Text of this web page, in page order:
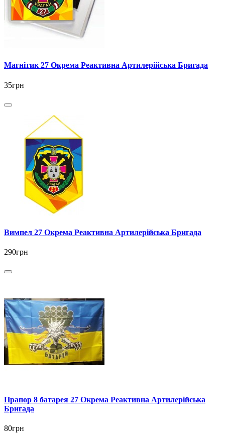
Магнітик 27 Окрема Реактивна Артилерійська Бригада
35грн
Вимпел 27 Окрема Реактивна Артилерійська Бригада
290грн
Прапор 8 батарея 27 Окрема Реактивна Артилерійська
Бригада
80грн